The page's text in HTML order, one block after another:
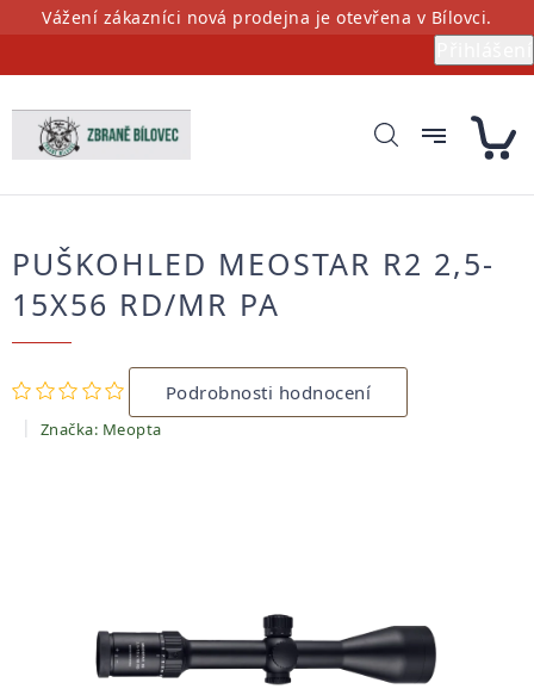
PřejítVážení zákazníci nová prodejna je otevřena v Bílovci.
PUŠKOHLED MEOSTAR R2 2,5-
15X56 RD/MR PA
Průměrné
hodnocení
produktu
je
Podrobnosti hodnocení
Značka: Meopta